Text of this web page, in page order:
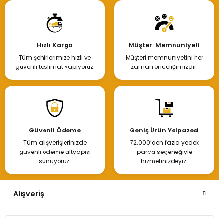
Hızlı Kargo
Tüm şehirlerimize hızlı ve
güvenli teslimat yapıyoruz.
Müşteri Memnuniyeti
Müşteri memnuniyetini her
zaman önceliğimizdir.
Güvenli Ödeme
Tüm alışverişlerinizde
güvenli ödeme altyapısı
sunuyoruz.
Geniş Ürün Yelpazesi
72.000’den fazla yedek
parça seçeneğiyle
hizmetinizdeyiz.
Alışveriş